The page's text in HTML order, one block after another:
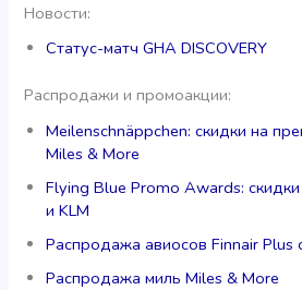
Новости:
Статус-матч GHA DISCOVERY
Распродажи и промоакции:
Meilenschnäppchen: скидки на
Miles & More
Flying Blue Promo Awards:
и KLM
Распродажа авиосов Finnair Plus
Распродажа миль Miles & More